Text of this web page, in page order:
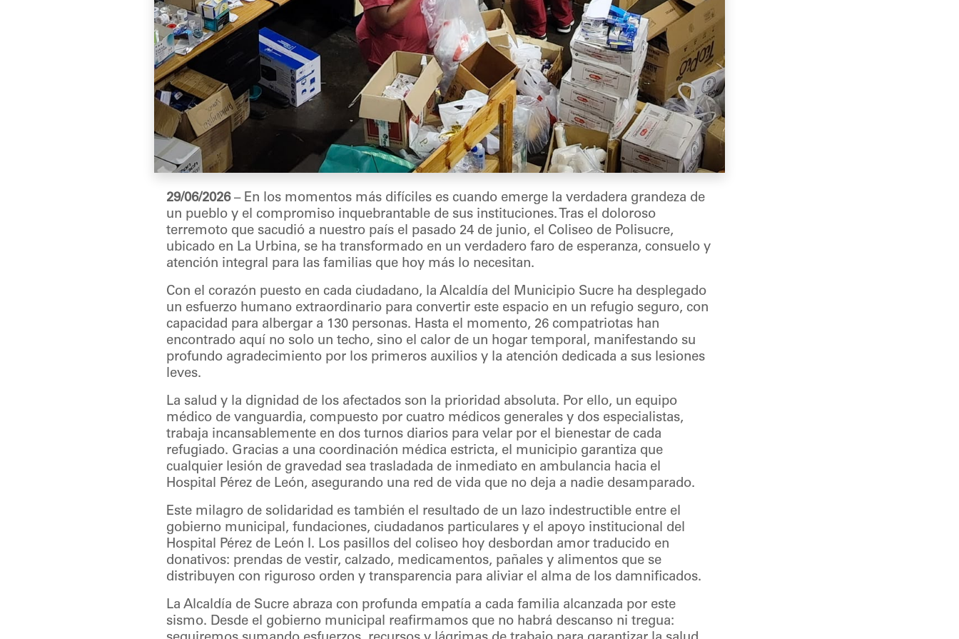
29/06/2026– En los momentos más difíciles es cuando emerge la verdadera grandeza de
un pueblo y el compromiso inquebrantable de sus instituciones. Tras el doloroso
terremoto que sacudió a nuestro país el pasado 24 de junio, el Coliseo de Polisucre,
ubicado en La Urbina, se ha transformado en un verdadero faro de esperanza, consuelo y
atención integral para las familias que hoy más lo necesitan.
Con el corazón puesto en cada ciudadano, la Alcaldía del Municipio Sucre ha desplegado
un esfuerzo humano extraordinario para convertir este espacio en un refugio seguro, con
capacidad para albergar a 130 personas. Hasta el momento, 26 compatriotas han
encontrado aquí no solo un techo, sino el calor de un hogar temporal, manifestando su
profundo agradecimiento por los primeros auxilios y la atención dedicada a sus lesiones
leves.
La salud y la dignidad de los afectados son la prioridad absoluta. Por ello, un equipo
médico de vanguardia, compuesto por cuatro médicos generales y dos especialistas,
trabaja incansablemente en dos turnos diarios para velar por el bienestar de cada
refugiado. Gracias a una coordinación médica estricta, el municipio garantiza que
cualquier lesión de gravedad sea trasladada de inmediato en ambulancia hacia el
Hospital Pérez de León, asegurando una red de vida que no deja a nadie desamparado.
Este milagro de solidaridad es también el resultado de un lazo indestructible entre el
gobierno municipal, fundaciones, ciudadanos particulares y el apoyo institucional del
Hospital Pérez de León I. Los pasillos del coliseo hoy desbordan amor traducido en
donativos: prendas de vestir, calzado, medicamentos, pañales y alimentos que se
distribuyen con riguroso orden y transparencia para aliviar el alma de los damnificados.
La Alcaldía de Sucre abraza con profunda empatía a cada familia alcanzada por este
sismo. Desde el gobierno municipal reafirmamos que no habrá descanso ni tregua: